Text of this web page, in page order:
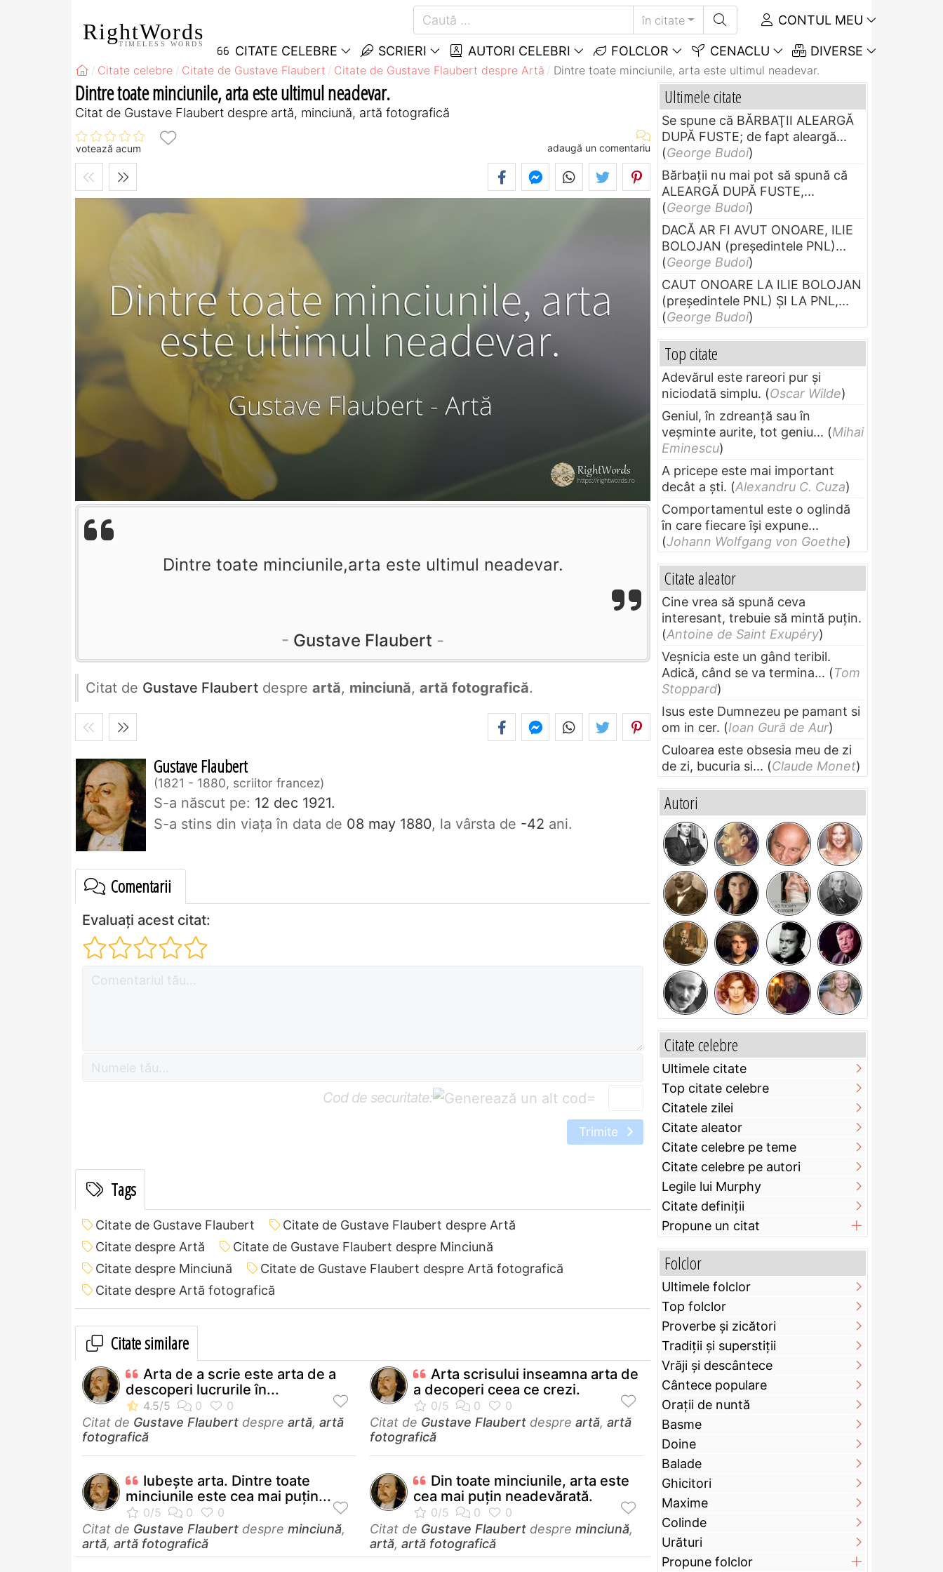
RightWords
TIMELESS WORDS
în citate CONTUL MEU
CITATE CELEBRE SCRIERI AUTORI CELEBRI FOLCLOR CENACLU DIVERSE
Citate celebre Citate de Gustave Flaubert Citate de Gustave Flaubert despre Artă Dintre toate minciunile, arta este ultimul neadevar.
Dintre toate minciunile, arta este ultimul neadevar.
Citat de Gustave Flaubert despre artă, minciună, artă fotografică
votează acum adaugă un comentariu
Dintre toate minciunile,arta este ultimul neadevar.
Gustave Flaubert
Citat de Gustave Flaubert despre artă, minciună, artă fotografică.
Gustave Flaubert
1821 - 1880, scriitor francez
S-a născut pe: 12 dec 1921.
S-a stins din viaţa în data de 08 may 1880, la vârsta de -42 ani.
Comentarii
Evaluați acest citat:
Cod de securitate: =
Trimite
Tags
Citate de Gustave Flaubert
Citate de Gustave Flaubert despre Artă
Citate despre Artă
Citate de Gustave Flaubert despre Minciună
Citate despre Minciună
Citate de Gustave Flaubert despre Artă fotografică
Citate despre Artă fotografică
Citate similare
Arta de a scrie este arta de a
descoperi lucrurile în...
Citat de Gustave Flaubert despre artă, artă
fotografică
Arta scrisului inseamna arta de
a decoperi ceea ce crezi.
Citat de Gustave Flaubert despre artă, artă
fotografică
Iubeşte arta. Dintre toate
minciunile este cea mai puţin...
Citat de Gustave Flaubert despre minciună,
artă, artă fotografică
Din toate minciunile, arta este
cea mai puţin neadevărată.
Citat de Gustave Flaubert despre minciună,
artă, artă fotografică
Ultimele citate
Se spune că BĂRBAŢII ALEARGĂ
DUPĂ FUSTE; de fapt aleargă...
(George Budoi)
Bărbaţii nu mai pot să spună că
ALEARGĂ DUPĂ FUSTE,...
(George Budoi)
DACĂ AR FI AVUT ONOARE, ILIE
BOLOJAN (preşedintele PNL)...
(George Budoi)
CAUT ONOARE LA ILIE BOLOJAN
(preşedintele PNL) ŞI LA PNL,...
(George Budoi)
Top citate
Adevărul este rareori pur și
niciodată simplu. (Oscar Wilde)
Geniul, în zdreanţă sau în
veşminte aurite, tot geniu... (Mihai
Eminescu)
A pricepe este mai important
decât a ști. (Alexandru C. Cuza)
Comportamentul este o oglindă
în care fiecare își expune...
(Johann Wolfgang von Goethe)
Citate aleator
Cine vrea să spună ceva
interesant, trebuie să mintă puțin.
(Antoine de Saint Exupéry)
Veșnicia este un gând teribil.
Adică, când se va termina... (Tom
Stoppard)
Isus este Dumnezeu pe pamant si
om in cer. (Ioan Gură de Aur)
Culoarea este obsesia meu de zi
de zi, bucuria si... (Claude Monet)
Autori
Citate celebre
Ultimele citate
Top citate celebre
Citatele zilei
Citate aleator
Citate celebre pe teme
Citate celebre pe autori
Legile lui Murphy
Citate definiţii
Propune un citat
Folclor
Ultimele folclor
Top folclor
Proverbe și zicători
Tradiții și superstiții
Vrăji și descântece
Cântece populare
Orații de nuntă
Basme
Doine
Balade
Ghicitori
Maxime
Colinde
Urături
Propune folclor